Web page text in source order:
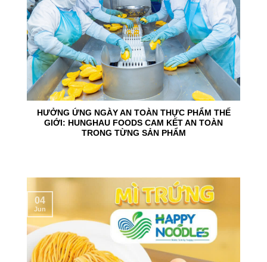
HƯỞNG ỨNG NGÀY AN TOÀN THỰC PHẨM THẾ
GIỚI: HUNGHAU FOODS CAM KẾT AN TOÀN
TRONG TỪNG SẢN PHẨM
04
Jun